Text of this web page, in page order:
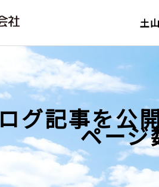
土
グ記事を公
ページ